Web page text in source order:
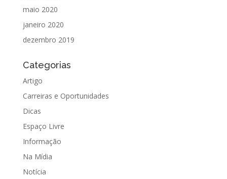
maio 2020
janeiro 2020
dezembro 2019
Categorias
Artigo
Carreiras e Oportunidades
Dicas
Espaço Livre
Informação
Na Mídia
Notícia